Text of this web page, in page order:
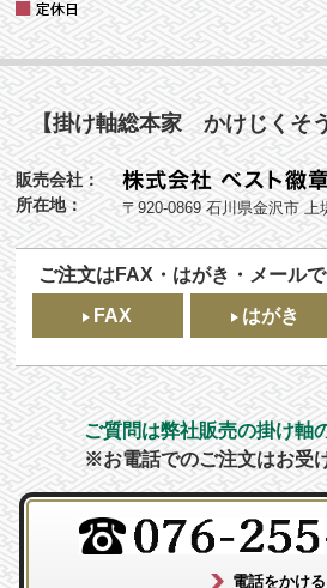
【掛け軸総本家 かけじくそ
販売会社：
所在地：
〒920-0869 石川県金沢市 上
ご注文はFAX・はがき・メール
FAX
はがき
ご質問は弊社販売の掛け軸
※お電話でのご注文はお受